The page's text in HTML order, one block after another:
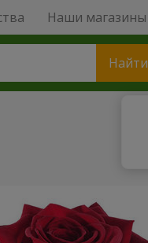
Наши магазины
Найти